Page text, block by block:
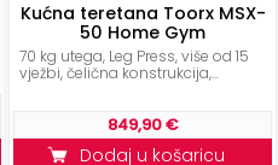
Kućna teretana Toorx MSX-
50 Home Gym
70 kg utega, Leg Press, više od 15
vježbi, čelična konstrukcija,...
849,90 €
Dodaj u košaricu